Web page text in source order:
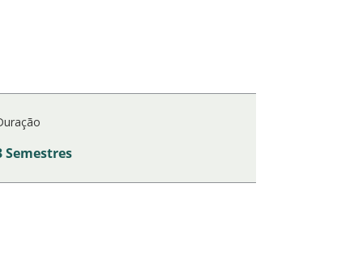
Semestres